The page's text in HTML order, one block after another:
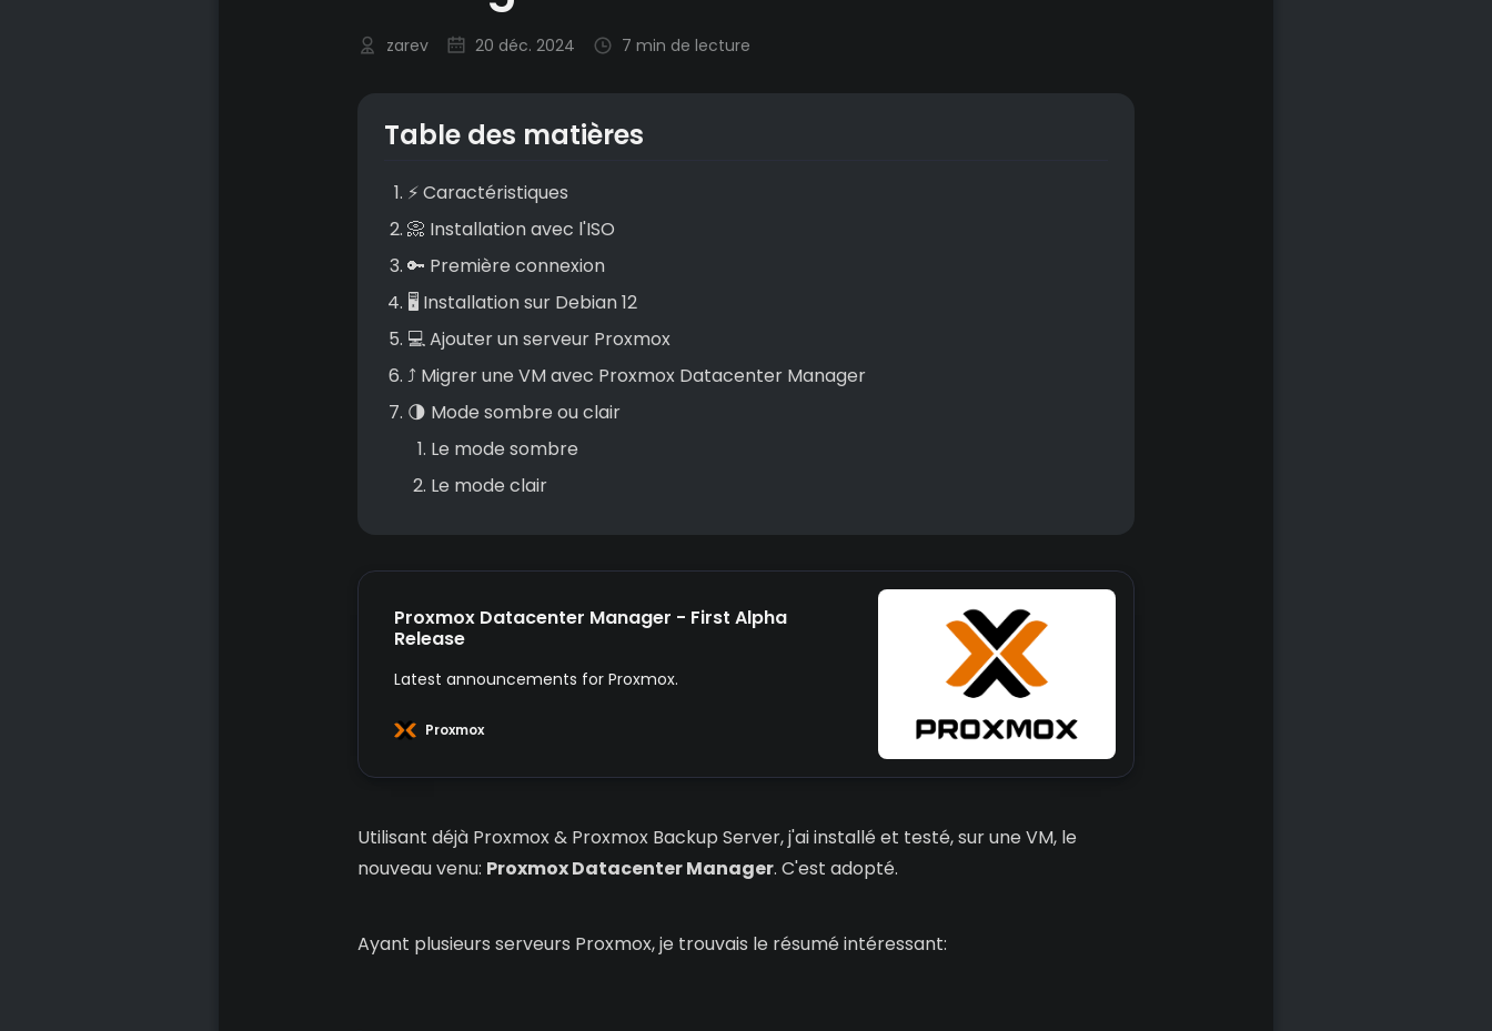
zarev 20 déc. 2024 7 min de lecture
Table des matières
⚡ Caractéristiques
📀 Installation avec l'ISO
🔑 Première connexion
🖥️ Installation sur Debian 12
💻 Ajouter un serveur Proxmox
⤴️ Migrer une VM avec Proxmox Datacenter Manager
🌗 Mode sombre ou clair
Le mode sombre
Le mode clair
Proxmox Datacenter Manager - First Alpha
Release
Latest announcements for Proxmox.
Proxmox
Utilisant déjà Proxmox & Proxmox Backup Server, j'ai installé et testé, sur une VM, le
nouveau venu: Proxmox Datacenter Manager. C'est adopté.
Ayant plusieurs serveurs Proxmox, je trouvais le résumé intéressant: